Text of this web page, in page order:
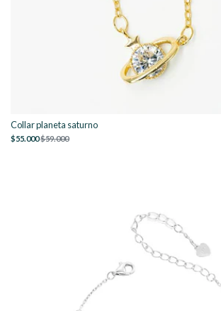
Collar planeta saturno
$55.000$59.000